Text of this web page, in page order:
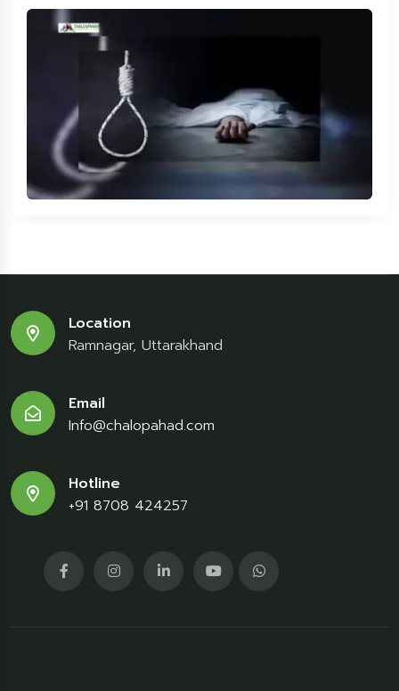
Location
Ramnagar, Uttarakhand
Email
Info@chalopahad.com
Hotline
+91 8708 424257